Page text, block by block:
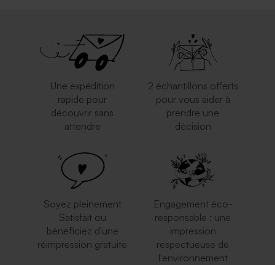
Une expédition
rapide pour
découvrir sans
attendre
2 échantillons offerts
pour vous aider à
prendre une
décision
Soyez pleinement
Satisfait ou
bénéficiez d'une
réimpression gratuite
Engagement éco-
responsable : une
impression
respectueuse de
l'environnement